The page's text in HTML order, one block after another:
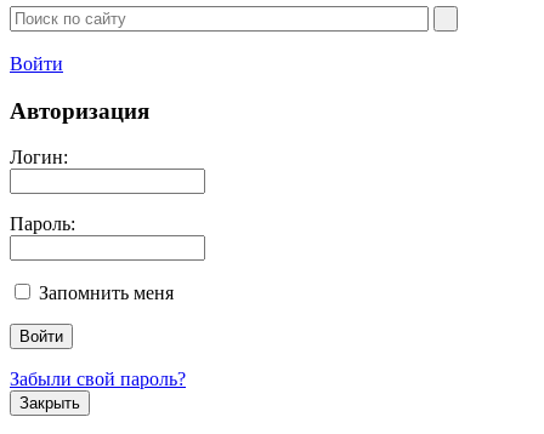
Войти
Авторизация
Логин:
Пароль:
Запомнить меня
Забыли свой пароль?
Закрыть